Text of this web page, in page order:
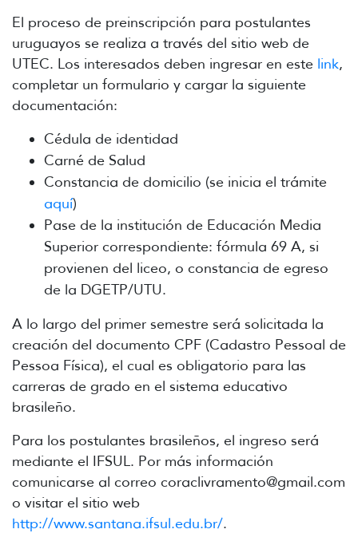
El proceso de preinscripción para postulantes
uruguayos se realiza a través del sitio web de
UTEC. Los interesados deben ingresar en este link,
completar un formulario y cargar la siguiente
documentación:
Cédula de identidad
Carné de Salud
Constancia de domicilio (se inicia el trámite
aquí)
Pase de la institución de Educación Media
Superior correspondiente: fórmula 69 A, si
provienen del liceo, o constancia de egreso
de la DGETP/UTU.
A lo largo del primer semestre será solicitada la
creación del documento CPF (Cadastro Pessoal de
Pessoa Física), el cual es obligatorio para las
carreras de grado en el sistema educativo
brasileño.
Para los postulantes brasileños, el ingreso será
mediante el IFSUL. Por más información
comunicarse al correo coraclivramento@gmail.com
o visitar el sitio web
http://www.santana.ifsul.edu.br/.